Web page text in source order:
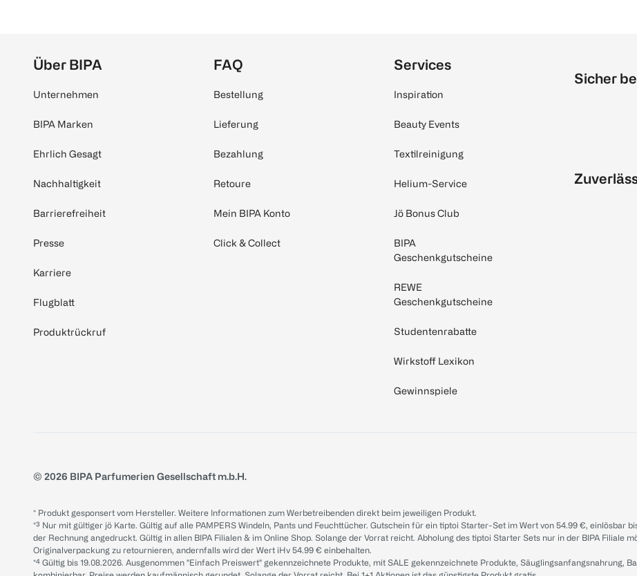
Über BIPA
Unternehmen
BIPA Marken
Ehrlich Gesagt
Nachhaltigkeit
Barrierefreiheit
Presse
Karriere
Flugblatt
Produktrückruf
FAQ
Bestellung
Lieferung
Bezahlung
Retoure
Mein BIPA Konto
Click & Collect
Services
Inspiration
Beauty Events
Textilreinigung
Helium-Service
Jö Bonus Club
BIPA
Geschenkgutscheine
REWE
Geschenkgutscheine
Studentenrabatte
Wirkstoff Lexikon
Gewinnspiele
Sicher
© 2026 BIPA Parfumerien Gesellschaft m.b.H.
* Produkt gesponsert vom Hersteller. Weitere Informationen zum Werbetreibenden direkt beim jeweiligen Produkt.
*³ Nur mit gültiger jö Karte. Gültig auf alle PAMPERS Windeln, Pants und Feuchttücher. Gutschein für ein tiptoi Starter-Set im Wert von 54.99 €, einlösbar
der Rechnung angedruckt. Gültig in allen BIPA Filialen & im Online Shop. Solange der Vorrat reicht. Abholung des tiptoi Starter Sets nur in der BIPA
Originalverpackung zu retournieren, andernfalls wird der Wert iHv 54.99 € einbehalten.
*⁴ Gültig bis 19.08.2026. Ausgenommen "Einfach Preiswert" gekennzeichnete Produkte, mit SALE gekennzeichnete Produkte,